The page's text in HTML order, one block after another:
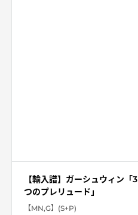
【輸入譜】ガーシュウィン「3
つのプレリュード」
【MN,G】(S+P)